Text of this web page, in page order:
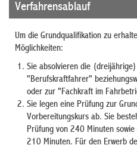
Verfahrensablauf
Um die Grundqualifikation zu
Möglichkeiten:
Sie absolvieren die
"Berufskraftfahrer"
oder zur "Fachkraft im
Sie legen eine Prüfung zur
Vorbereitungskurs ab. Sie
Prüfung von 240 Minuten
210 Minuten. Für den Erwerb